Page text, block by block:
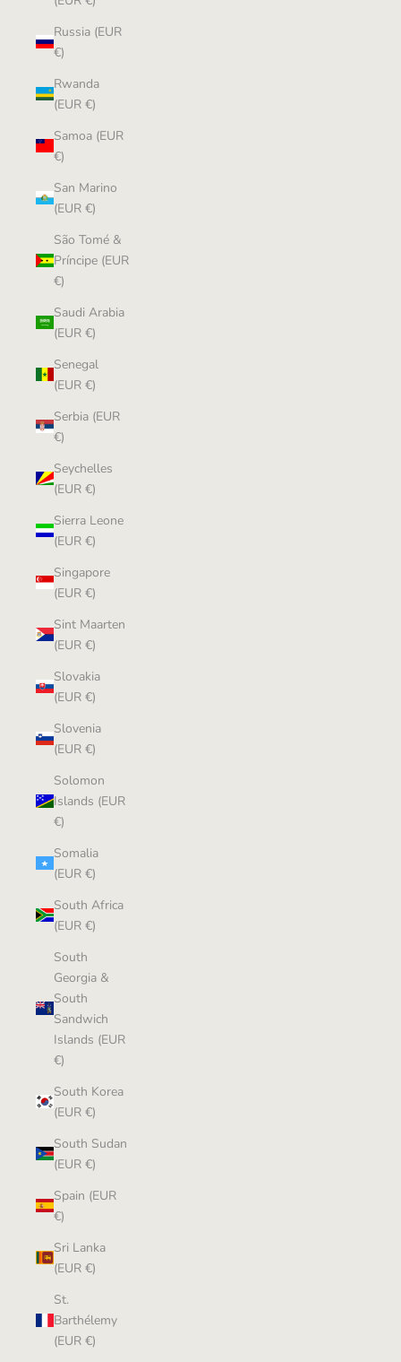
Russia (EUR
€)
Rwanda
(EUR €)
Samoa (EUR
€)
San Marino
(EUR €)
São Tomé &
Príncipe (EUR
€)
Saudi Arabia
(EUR €)
Senegal
(EUR €)
Serbia (EUR
€)
Seychelles
(EUR €)
Sierra Leone
(EUR €)
Singapore
(EUR €)
Sint Maarten
(EUR €)
Slovakia
(EUR €)
Slovenia
(EUR €)
Solomon
Islands (EUR
€)
Somalia
(EUR €)
South Africa
(EUR €)
South
Georgia &
South
Sandwich
Islands (EUR
€)
South Korea
(EUR €)
South Sudan
(EUR €)
Spain (EUR
€)
Sri Lanka
(EUR €)
St.
Barthélemy
(EUR €)